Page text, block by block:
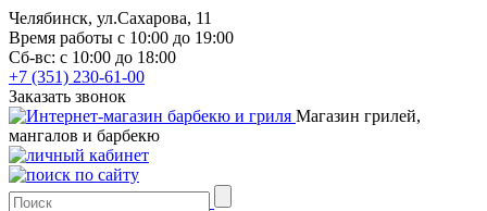
Челябинск, ул.Сахарова, 11
Время работы с 10:00 до 19:00
Сб-вс: с 10:00 до 18:00
+7 (351) 230-61-00
Заказать звонок
Магазин грилей,
мангалов и барбекю